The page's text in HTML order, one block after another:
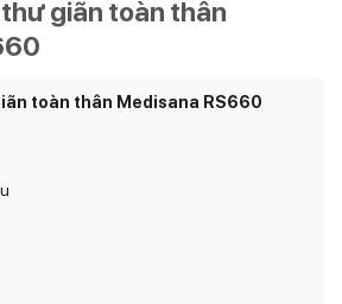
giãn toàn thân
toàn thân Medisana RS660